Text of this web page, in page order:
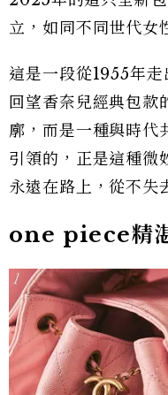
立，如同不同世代女
這是一段從1955年
回望香奈兒經典包款
廓，而是一種與時
引領的，正是這種
永遠在路上，從不失
one piece精